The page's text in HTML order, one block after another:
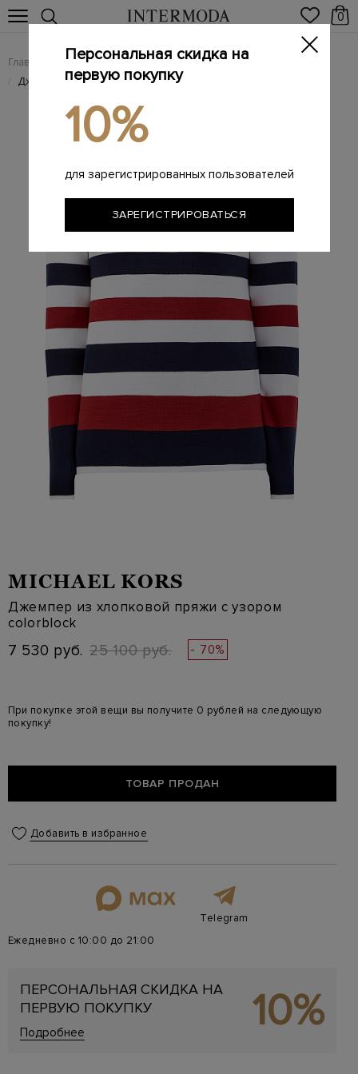
0
Главная Мужчинам / Одежда / Трикотаж
/ Джемпер из хлопковой пряжи с узором colorblock
MICHAEL KORS
Джемпер из хлопковой пряжи с узором
colorblock
7 530 руб. 25 100 руб. - 70%
При покупке этой вещи вы получите 0 рублей на следующую
покупку!
ТОВАР ПРОДАН
Добавить в избранное
Telegram
Ежедневно с 10:00 до 21:00
ПЕРСОНАЛЬНАЯ СКИДКА НА
ПЕРВУЮ ПОКУПКУ
Подробнее 10%
Персональная скидка на
первую покупку
10%
для зарегистрированных пользователей
ЗАРЕГИСТРИРОВАТЬСЯ